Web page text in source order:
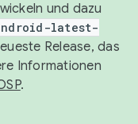
und dazu
latest-
Release, das
Informationen
.